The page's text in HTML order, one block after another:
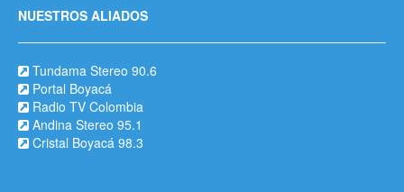
NUESTROS ALIADOS
Tundama Stereo 90.6
Portal Boyacá
Radio TV Colombia
Andina Stereo 95.1
Cristal Boyacá 98.3